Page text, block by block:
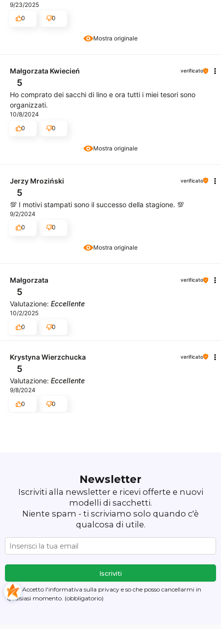
Mostra originale
9/23/2025
0
0
Mostra originale
Małgorzata Kwiecień verificato
5
Ho comprato dei sacchi di lino e ora tutti i miei tesori sono
organizzati.
10/8/2024
0
0
Mostra originale
Jerzy Mroziński verificato
5
💯 I motivi stampati sono il successo della stagione. 💯
9/2/2024
0
0
Małgorzata verificato
5
Valutazione: Eccellente
10/2/2025
0
0
Krystyna Wierzchucka verificato
5
Valutazione: Eccellente
9/8/2024
0
0
Newsletter
Iscriviti alla newsletter e ricevi offerte e nuovi
modelli di sacchetti.
Niente spam - ti scriviamo solo quando c'è
qualcosa di utile.
Accetto l'informativa sulla privacy e so che posso cancellarmi in
qualsiasi momento. (obbligatorio)